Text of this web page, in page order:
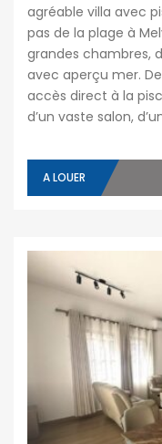
agréable villa avec
pas de la plage à
grandes chambres,
avec aperçu mer.
accès direct à la
d’un vaste salon,
A LOUER